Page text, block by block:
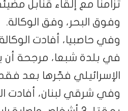
تزامناً مع إلقاء قنابل
وفوق البحر، وفق الوكالة.
وفي حاصبيا، أفادت
في بلدة شبعا، مرجحة أن
الإسرائيلي فجّرها بعد
وفي شرقي لبنان، أفادت